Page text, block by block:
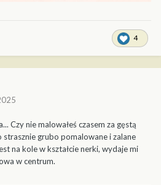
4
Czy nie malowałeś czasem za gęstą
strasznie grubo pomalowane i zalane
na kole w kształcie nerki, wydaje mi
w centrum.